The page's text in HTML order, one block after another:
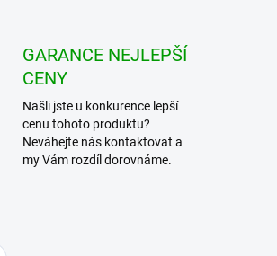
GARANCE NEJLEPŠÍ
CENY
Našli jste u konkurence lepší
cenu tohoto produktu?
Neváhejte nás kontaktovat a
my Vám rozdíl dorovnáme.